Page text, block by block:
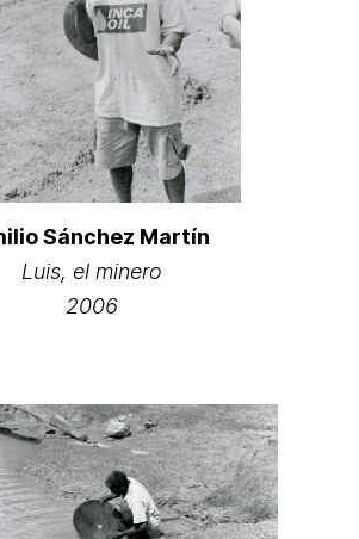
Sánchez Martín
Luis, el minero
2006